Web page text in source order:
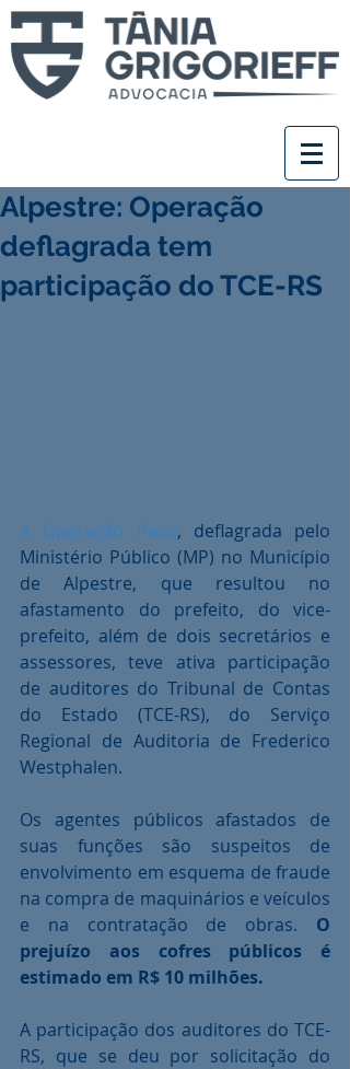
Alpestre: Operação
deflagrada tem
participação do TCE-RS
A Operação Paiol, deflagrada pelo
Ministério Público (MP) no Município
de Alpestre, que resultou no
afastamento do prefeito, do vice-
prefeito, além de dois secretários e
assessores, teve ativa participação
de auditores do Tribunal de Contas
do Estado (TCE-RS), do Serviço
Regional de Auditoria de Frederico
Westphalen.
Os agentes públicos afastados de
suas funções são suspeitos de
envolvimento em esquema de fraude
na compra de maquinários e veículos
e na contratação de obras. O
prejuízo aos cofres públicos é
estimado em R$ 10 milhões.
A participação dos auditores do TCE-
RS, que se deu por solicitação do